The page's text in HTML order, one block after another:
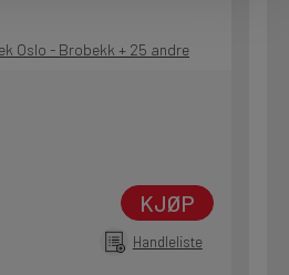
Oslo - Brobekk + 25 andre
KJØP
Handleliste